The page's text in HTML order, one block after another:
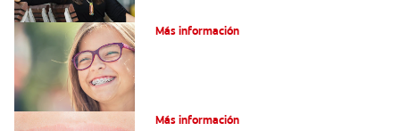
Más información
Más información